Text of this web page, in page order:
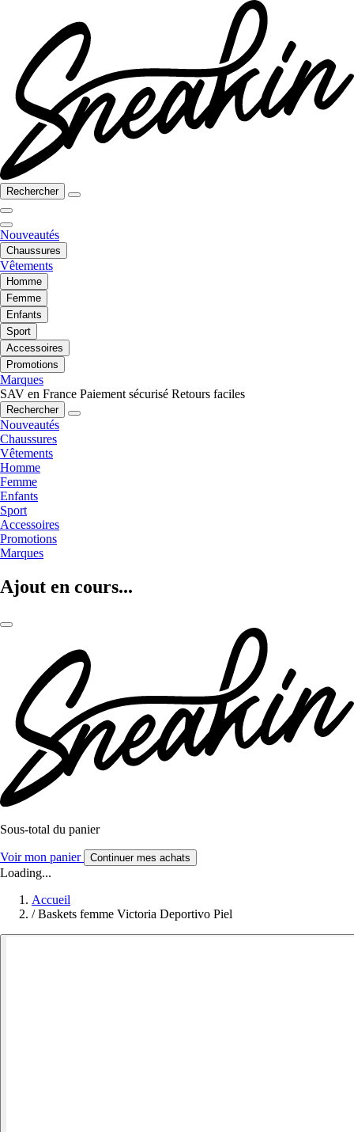
Rechercher
Nouveautés
Chaussures
Vêtements
Homme
Femme
Enfants
Sport
Accessoires
Promotions
Marques
SAV en France Paiement sécurisé Retours faciles
Rechercher
Nouveautés
Chaussures
Vêtements
Homme
Femme
Enfants
Sport
Accessoires
Promotions
Marques
Ajout en cours...
Sous-total du panier
Voir mon panier Continuer mes achats
Loading...
Accueil
/ Baskets femme Victoria Deportivo Piel